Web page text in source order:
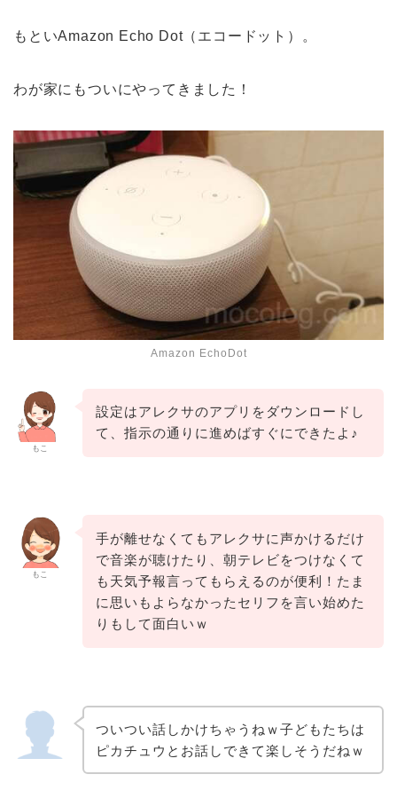
もといAmazon Echo Dot（エコードット）。
わが家にもついにやってきました！
Amazon EchoDot
もこ
設定はアレクサのアプリをダウンロードし
て、指示の通りに進めばすぐにできたよ♪
もこ
手が離せなくてもアレクサに声かけるだけ
で音楽が聴けたり、朝テレビをつけなくて
も天気予報言ってもらえるのが便利！たま
に思いもよらなかったセリフを言い始めた
りもして面白いｗ
ついつい話しかけちゃうねｗ子どもたちは
ピカチュウとお話しできて楽しそうだねｗ